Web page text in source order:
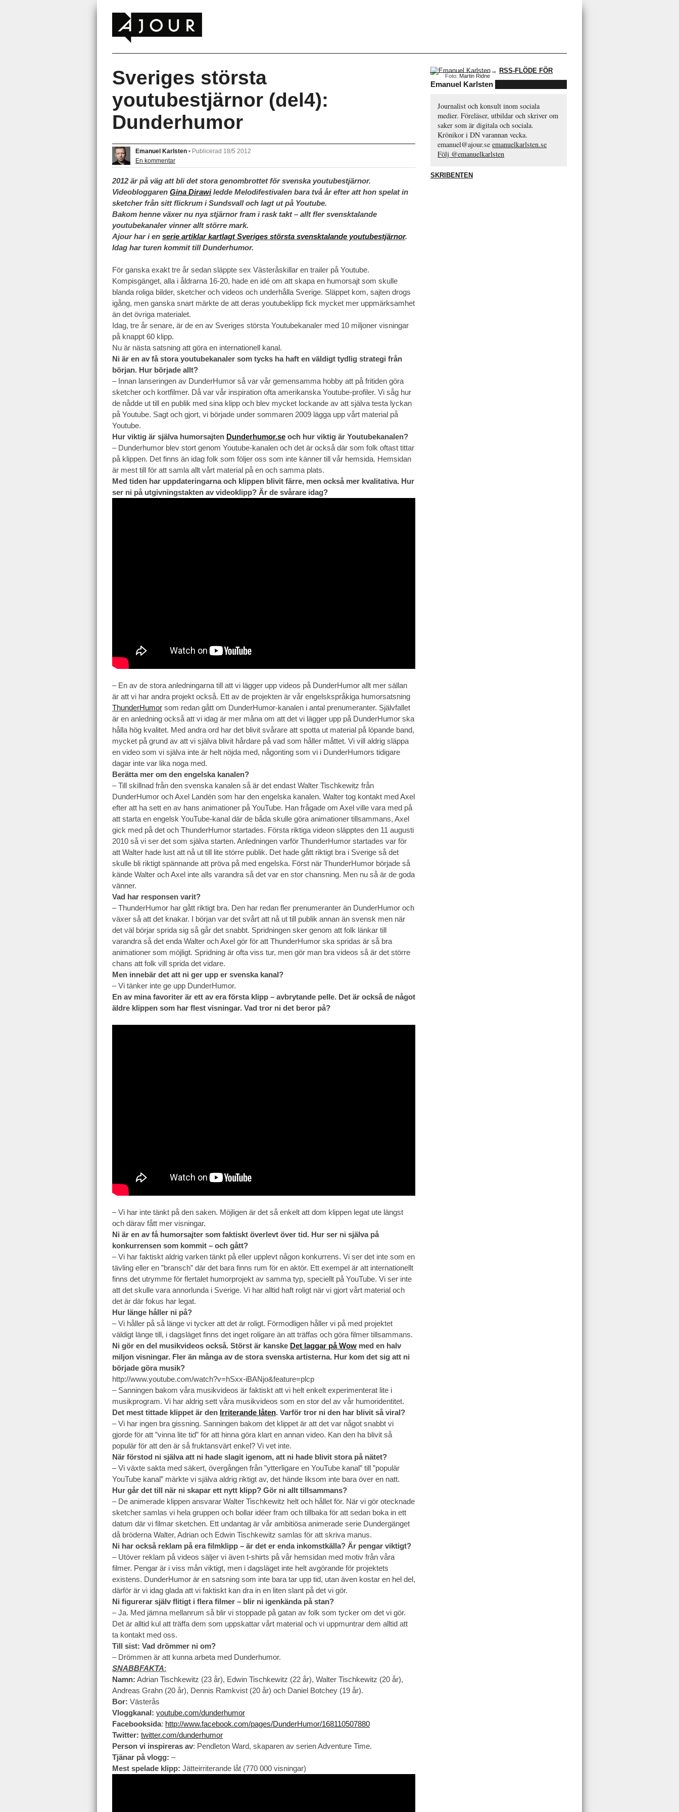
Sveriges största
youtubestjärnor (del4):
Dunderhumor
Emanuel Karlsten • Publicerad 18/5 2012
En kommentar
2012 är på väg att bli det stora genombrottet för svenska youtubestjärnor.
Videobloggaren Gina Dirawiledde Melodifestivalen bara två år efter att hon spelat in
sketcher från sitt flickrum i Sundsvall och lagt ut på Youtube.
Bakom henne växer nu nya stjärnor fram i rask takt – allt fler svensktalande
youtubekanaler vinner allt större mark.
Ajour har i en serie artiklar kartlagt Sveriges största svensktalande youtubestjärnor.
Idag har turen kommit till Dunderhumor.
För ganska exakt tre år sedan släppte sex Västeråskillar en trailer på Youtube.
Kompisgänget, alla i åldrarna 16-20, hade en idé om att skapa en humorsajt som skulle
blanda roliga bilder, sketcher och videos och underhålla Sverige. Släppet kom, sajten drogs
igång, men ganska snart märkte de att deras youtubeklipp fick mycket mer uppmärksamhet
än det övriga materialet.
Idag, tre år senare, är de en av Sveriges största Youtubekanaler med 10 miljoner visningar
på knappt 60 klipp.
Nu är nästa satsning att göra en internationell kanal.
Ni är en av få stora youtubekanaler som tycks ha haft en väldigt tydlig strategi från
början. Hur började allt?
– Innan lanseringen av DunderHumor så var vår gemensamma hobby att på fritiden göra
sketcher och kortfilmer. Då var vår inspiration ofta amerikanska Youtube-profiler. Vi såg hur
de nådde ut till en publik med sina klipp och blev mycket lockande av att själva testa lyckan
på Youtube. Sagt och gjort, vi började under sommaren 2009 lägga upp vårt material på
Youtube.
Hur viktig är själva humorsajten Dunderhumor.se och hur viktig är Youtubekanalen?
– Dunderhumor blev stort genom Youtube-kanalen och det är också där som folk oftast tittar
på klippen. Det finns än idag folk som följer oss som inte känner till vår hemsida. Hemsidan
är mest till för att samla allt vårt material på en och samma plats.
Med tiden har uppdateringarna och klippen blivit färre, men också mer kvalitativa. Hur
ser ni på utgivningstakten av videoklipp? Är de svårare idag?
– En av de stora anledningarna till att vi lägger upp videos på DunderHumor allt mer sällan
är att vi har andra projekt också. Ett av de projekten är vår engelskspråkiga humorsatsning
ThunderHumor som redan gått om DunderHumor-kanalen i antal prenumeranter. Självfallet
är en anledning också att vi idag är mer måna om att det vi lägger upp på DunderHumor ska
hålla hög kvalitet. Med andra ord har det blivit svårare att spotta ut material på löpande band,
mycket på grund av att vi själva blivit hårdare på vad som håller måttet. Vi vill aldrig släppa
en video som vi själva inte är helt nöjda med, någonting som vi i DunderHumors tidigare
dagar inte var lika noga med.
Berätta mer om den engelska kanalen?
– Till skillnad från den svenska kanalen så är det endast Walter Tischkewitz från
DunderHumor och Axel Landén som har den engelska kanalen. Walter tog kontakt med Axel
efter att ha sett en av hans animationer på YouTube. Han frågade om Axel ville vara med på
att starta en engelsk YouTube-kanal där de båda skulle göra animationer tillsammans, Axel
gick med på det och ThunderHumor startades. Första riktiga videon släpptes den 11 augusti
2010 så vi ser det som själva starten. Anledningen varför ThunderHumor startades var för
att Walter hade lust att nå ut till lite större publik. Det hade gått riktigt bra i Sverige så det
skulle bli riktigt spännande att pröva på med engelska. Först när ThunderHumor började så
kände Walter och Axel inte alls varandra så det var en stor chansning. Men nu så är de goda
vänner.
Vad har responsen varit?
– ThunderHumor har gått riktigt bra. Den har redan fler prenumeranter än DunderHumor och
växer så att det knakar. I början var det svårt att nå ut till publik annan än svensk men när
det väl börjar sprida sig så går det snabbt. Spridningen sker genom att folk länkar till
varandra så det enda Walter och Axel gör för att ThunderHumor ska spridas är så bra
animationer som möjligt. Spridning är ofta viss tur, men gör man bra videos så är det större
chans att folk vill sprida det vidare.
Men innebär det att ni ger upp er svenska kanal?
– Vi tänker inte ge upp DunderHumor.
En av mina favoriter är ett av era första klipp – avbrytande pelle. Det är också de något
äldre klippen som har flest visningar. Vad tror ni det beror på?
– Vi har inte tänkt på den saken. Möjligen är det så enkelt att dom klippen legat ute längst
och därav fått mer visningar.
Ni är en av få humorsajter som faktiskt överlevt över tid. Hur ser ni själva på
konkurrensen som kommit – och gått?
– Vi har faktiskt aldrig varken tänkt på eller upplevt någon konkurrens. Vi ser det inte som en
tävling eller en ”bransch” där det bara finns rum för en aktör. Ett exempel är att internationellt
finns det utrymme för flertalet humorprojekt av samma typ, speciellt på YouTube. Vi ser inte
att det skulle vara annorlunda i Sverige. Vi har alltid haft roligt när vi gjort vårt material och
det är där fokus har legat.
Hur länge håller ni på?
– Vi håller på så länge vi tycker att det är roligt. Förmodligen håller vi på med projektet
väldigt länge till, i dagsläget finns det inget roligare än att träffas och göra filmer tillsammans.
Ni gör en del musikvideos också. Störst är kanske Det laggar på Wow med en halv
miljon visningar. Fler än många av de stora svenska artisterna. Hur kom det sig att ni
började göra musik?
http://www.youtube.com/watch?v=hSxx-iBANjo&feature=plcp
– Sanningen bakom våra musikvideos är faktiskt att vi helt enkelt experimenterat lite i
musikprogram. Vi har aldrig sett våra musikvideos som en stor del av vår humoridentitet.
Det mest tittade klippet är den Irriterande låten. Varför tror ni den har blivit så viral?
– Vi har ingen bra gissning. Sanningen bakom det klippet är att det var något snabbt vi
gjorde för att ”vinna lite tid” för att hinna göra klart en annan video. Kan den ha blivit så
populär för att den är så fruktansvärt enkel? Vi vet inte.
När förstod ni själva att ni hade slagit igenom, att ni hade blivit stora på nätet?
– Vi växte sakta med säkert, övergången från ”ytterligare en YouTube kanal” till ”populär
YouTube kanal” märkte vi själva aldrig riktigt av, det hände liksom inte bara över en natt.
Hur går det till när ni skapar ett nytt klipp? Gör ni allt tillsammans?
– De animerade klippen ansvarar Walter Tischkewitz helt och hållet för. När vi gör otecknade
sketcher samlas vi hela gruppen och bollar idéer fram och tillbaka för att sedan boka in ett
datum där vi filmar sketchen. Ett undantag är vår ambitiösa animerade serie Dundergänget
då bröderna Walter, Adrian och Edwin Tischkewitz samlas för att skriva manus.
Ni har också reklam på era filmklipp – är det er enda inkomstkälla? Är pengar viktigt?
– Utöver reklam på videos säljer vi även t-shirts på vår hemsidan med motiv från våra
filmer. Pengar är i viss mån viktigt, men i dagsläget inte helt avgörande för projektets
existens. DunderHumor är en satsning som inte bara tar upp tid, utan även kostar en hel del,
därför är vi idag glada att vi faktiskt kan dra in en liten slant på det vi gör.
Ni figurerar själv flitigt i flera filmer – blir ni igenkända på stan?
– Ja. Med jämna mellanrum så blir vi stoppade på gatan av folk som tycker om det vi gör.
Det är alltid kul att träffa dem som uppskattar vårt material och vi uppmuntrar dem alltid att
ta kontakt med oss.
Till sist: Vad drömmer ni om?
– Drömmen är att kunna arbeta med Dunderhumor.
SNABBFAKTA:
Namn: Adrian Tischkewitz (23 år), Edwin Tischkewitz (22 år), Walter Tischkewitz (20 år),
Andreas Grahn (20 år), Dennis Ramkvist (20 år) och Daniel Botchey (19 år).
Bor: Västerås
Vloggkanal: youtube.com/dunderhumor
Facebooksida: http://www.facebook.com/pages/DunderHumor/168110507880
Twitter: twitter.com/dunderhumor
Person vi inspireras av: Pendleton Ward, skaparen av serien Adventure Time.
Tjänar på vlogg: –
Mest spelade klipp: Jätteirriterande låt (770 000 visningar)
Foto: Martin Ridne
Emanuel Karlsten
Journalist och konsult inom sociala
medier. Föreläser, utbildar och skriver om
saker som är digitala och sociala.
Krönikor i DN varannan vecka.
emanuel@ajour.seemanuelkarlsten.se
Följ @emanuelkarlsten
→ RSS-FLÖDE FÖR
SKRIBENTEN